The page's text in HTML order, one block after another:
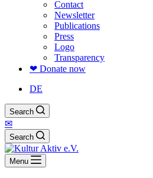
Contact
Newsletter
Publications
Press
Logo
Transparency
❤ Donate now
DE
Search
✉
Search
Menu